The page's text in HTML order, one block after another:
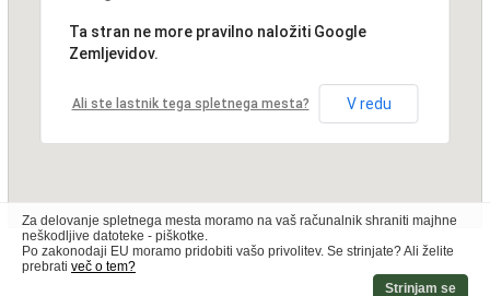
Ta stran ne more pravilno naložiti Google
Zemljevidov.
Ali ste lastnik tega spletnega mesta? V redu
Za delovanje spletnega mesta moramo na vaš računalnik shraniti majhne
neškodljive datoteke - piškotke.
Po zakonodaji EU moramo pridobiti vašo privolitev. Se strinjate? Ali želite
prebrati več o tem?
Strinjam se